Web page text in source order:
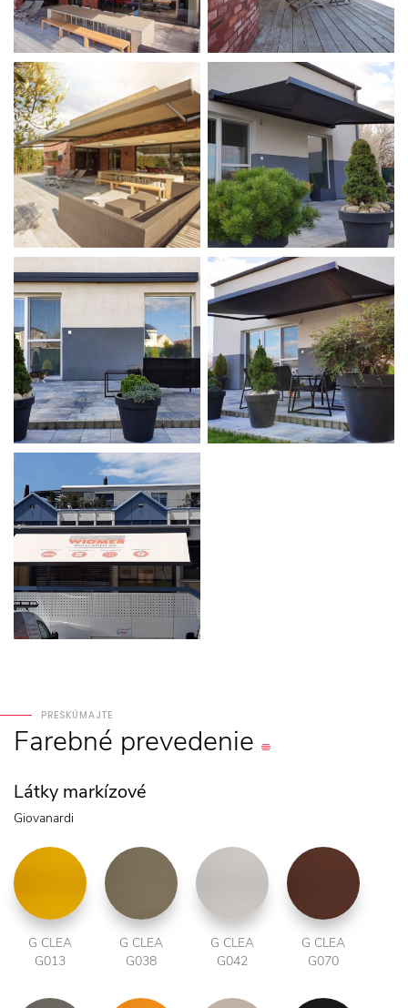
PRESKÚMAJTE
Farebné prevedenie
Látky markízové
Giovanardi
G CLEA
G013
G CLEA
G038
G CLEA
G042
G CLEA
G070